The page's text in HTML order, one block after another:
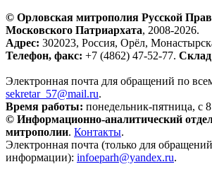
© Орловская митрополия Русской
Московского Патриархата, 2008-2026.
Адрес: 302023, Россия, Орёл,
Телефон, факс: +7 (4862) 47-52-77.
Электронная почта для обращений по
sekretar_57@mail.ru.
Время работы: понедельник-пятница, с
© Информационно-аналитический
митрополии. Контакты.
Электронная почта (только для
информации): infoeparh@yandex.ru.